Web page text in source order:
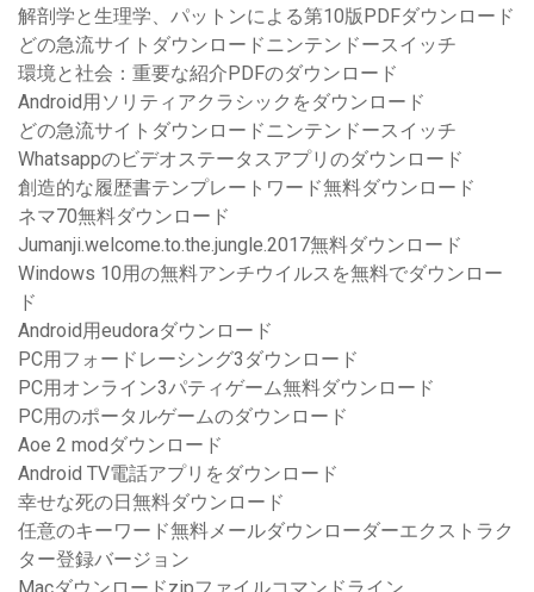
解剖学と生理学、パットンによる第10版PDFダウンロード
どの急流サイトダウンロードニンテンドースイッチ
環境と社会：重要な紹介PDFのダウンロード
Android用ソリティアクラシックをダウンロード
どの急流サイトダウンロードニンテンドースイッチ
Whatsappのビデオステータスアプリのダウンロード
創造的な履歴書テンプレートワード無料ダウンロード
ネマ70無料ダウンロード
Jumanji.welcome.to.the.jungle.2017無料ダウンロード
Windows 10用の無料アンチウイルスを無料でダウンロー
ド
Android用eudoraダウンロード
PC用フォードレーシング3ダウンロード
PC用オンライン3パティゲーム無料ダウンロード
PC用のポータルゲームのダウンロード
Aoe 2 modダウンロード
Android TV電話アプリをダウンロード
幸せな死の日無料ダウンロード
任意のキーワード無料メールダウンローダーエクストラク
ター登録バージョン